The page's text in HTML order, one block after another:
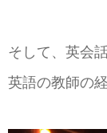
そして、英会
英語の教師の